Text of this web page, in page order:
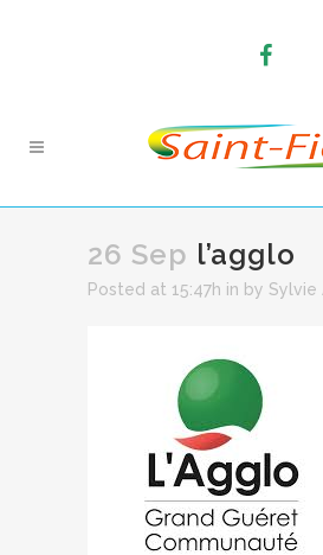
26 Sep l’agglo
Posted at 15:47h in by Sylvie